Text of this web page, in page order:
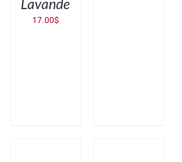
Lavande
17.00$